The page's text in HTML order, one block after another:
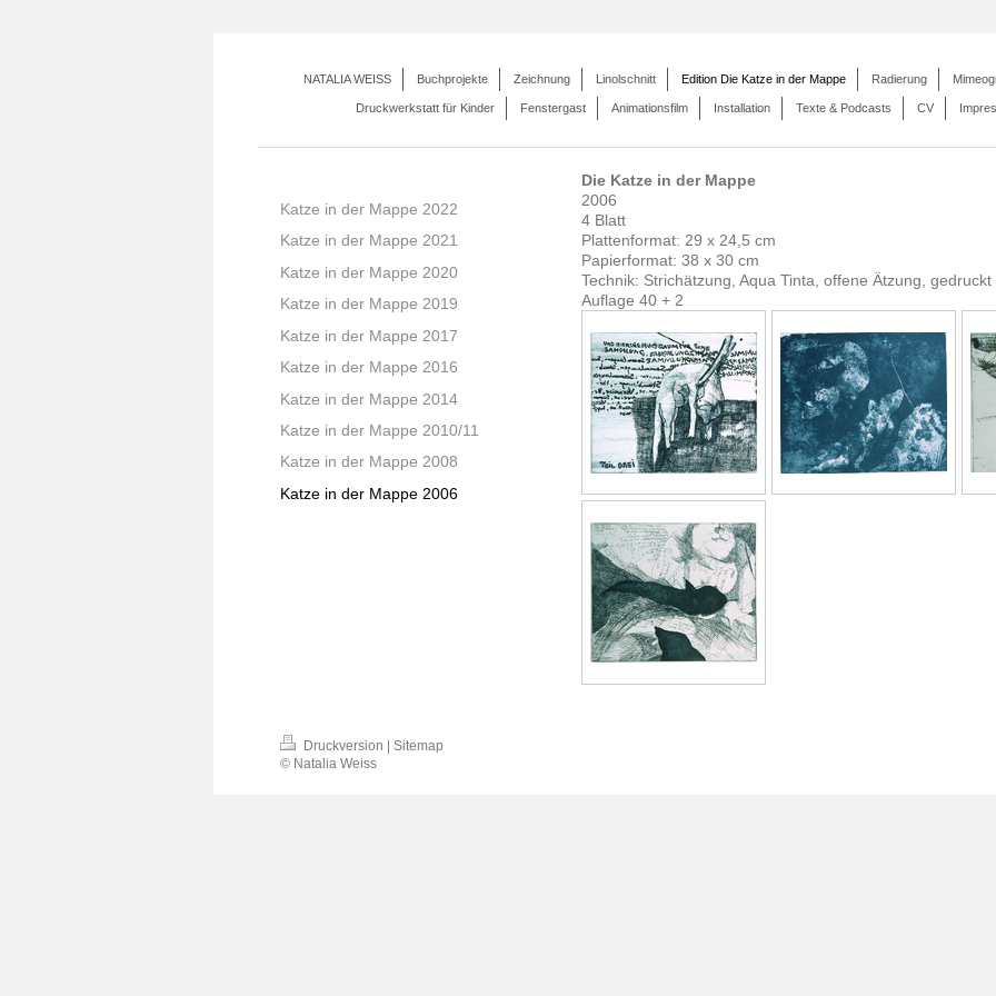
NATALIA WEISS Buchprojekte Zeichnung Linolschnitt Edition Die Katze in der Mappe Radierung
Druckwerkstatt für Kinder Fenstergast Animationsfilm Installation Texte & Podcasts CV
Die Katze in der Mappe
2006
4 Blatt
Plattenformat: 29 x 24,5 cm
Papierformat: 38 x 30 cm
Technik: Strichätzung, Aqua Tinta, offene Ätzung,
Auflage 40 + 2
Katze in der Mappe 2022
Katze in der Mappe 2021
Katze in der Mappe 2020
Katze in der Mappe 2019
Katze in der Mappe 2017
Katze in der Mappe 2016
Katze in der Mappe 2014
Katze in der Mappe 2010/11
Katze in der Mappe 2008
Katze in der Mappe 2006
Druckversion
Sitemap
© Natalia Weiss